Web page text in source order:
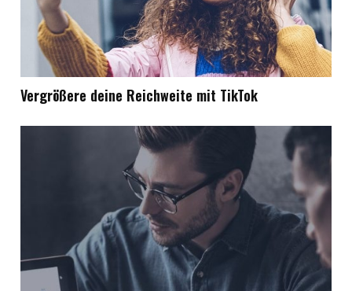
Vergrößere deine Reichweite mit TikTok